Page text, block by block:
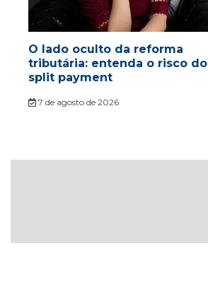
O lado oculto da reforma
tributária: entenda o risco do
split payment
7 de agosto de 2026